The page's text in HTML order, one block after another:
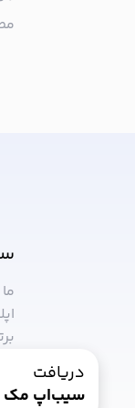
دریافت
سیب‌اپ مک